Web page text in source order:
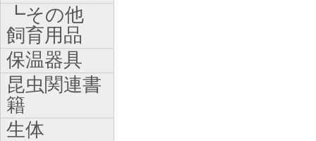
┗その他
飼育用品
保温器具
昆虫関連書
籍
生体